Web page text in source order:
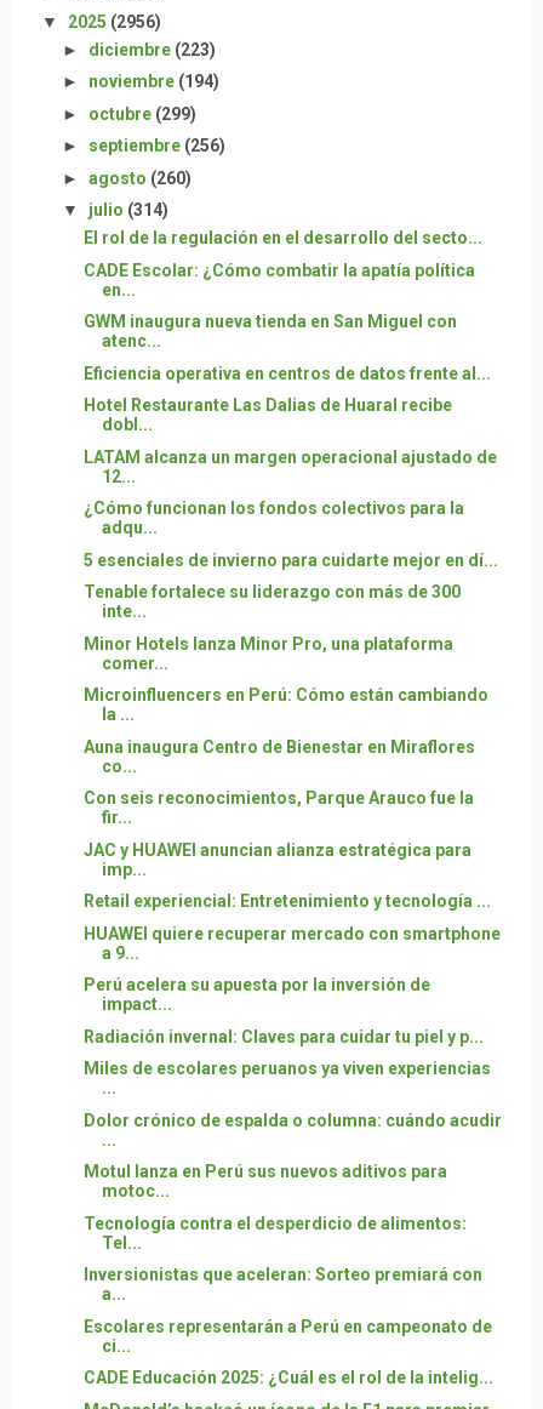
▼ 2025 (2956)
► diciembre (223)
► noviembre (194)
► octubre (299)
► septiembre (256)
► agosto (260)
▼ julio (314)
El rol de la regulación en el desarrollo del secto...
CADE Escolar: ¿Cómo combatir la apatía política
en...
GWM inaugura nueva tienda en San Miguel con
atenc...
Eficiencia operativa en centros de datos frente al...
Hotel Restaurante Las Dalias de Huaral recibe
dobl...
LATAM alcanza un margen operacional ajustado de
12...
¿Cómo funcionan los fondos colectivos para la
adqu...
5 esenciales de invierno para cuidarte mejor en dí...
Tenable fortalece su liderazgo con más de 300
inte...
Minor Hotels lanza Minor Pro, una plataforma
comer...
Microinfluencers en Perú: Cómo están cambiando
la ...
Auna inaugura Centro de Bienestar en Miraflores
co...
Con seis reconocimientos, Parque Arauco fue la
fir...
JAC y HUAWEI anuncian alianza estratégica para
imp...
Retail experiencial: Entretenimiento y tecnología ...
HUAWEI quiere recuperar mercado con smartphone
a 9...
Perú acelera su apuesta por la inversión de
impact...
Radiación invernal: Claves para cuidar tu piel y p...
Miles de escolares peruanos ya viven experiencias
...
Dolor crónico de espalda o columna: cuándo acudir
...
Motul lanza en Perú sus nuevos aditivos para
motoc...
Tecnología contra el desperdicio de alimentos:
Tel...
Inversionistas que aceleran: Sorteo premiará con
a...
Escolares representarán a Perú en campeonato de
ci...
CADE Educación 2025: ¿Cuál es el rol de la intelig...